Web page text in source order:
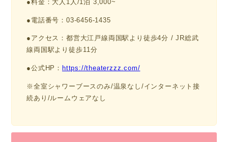
●料金：大人1人/1泊 3,000~
●電話番号：03-6456-1435
●アクセス：都営大江戸線両国駅より徒歩4分 / JR総武
線両国駅より徒歩11分
●公式HP： https://theaterzzz.com/
※全室シャワーブースのみ/温泉なし/インターネット接
続あり/ルームウェアなし